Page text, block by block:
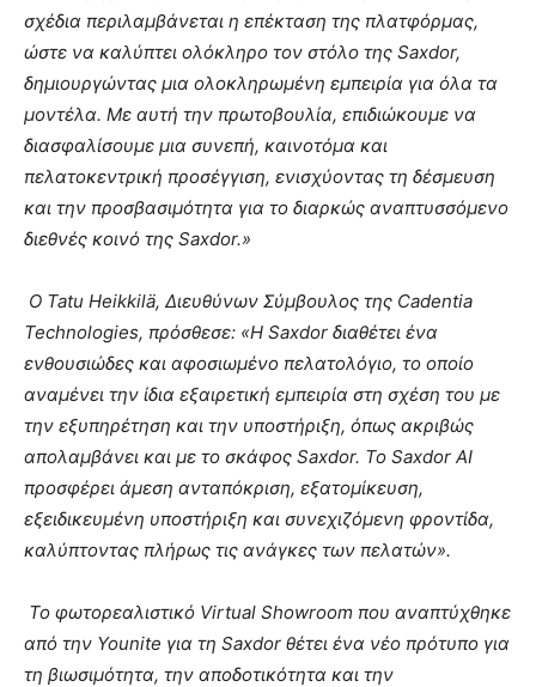
σχέδια περιλαμβάνεται η επέκταση της πλατφόρμας,
ώστε να καλύπτει ολόκληρο τον στόλο της Saxdor,
δημιουργώντας μια ολοκληρωμένη εμπειρία για όλα τα
μοντέλα. Με αυτή την πρωτοβουλία, επιδιώκουμε να
διασφαλίσουμε μια συνεπή, καινοτόμα και
πελατοκεντρική προσέγγιση, ενισχύοντας τη δέσμευση
και την προσβασιμότητα για το διαρκώς αναπτυσσόμενο
διεθνές κοινό της Saxdor.»
Ο Tatu Heikkilä, Διευθύνων Σύμβουλος της Cadentia
Technologies, πρόσθεσε: «Η Saxdor διαθέτει ένα
ενθουσιώδες και αφοσιωμένο πελατολόγιο, το οποίο
αναμένει την ίδια εξαιρετική εμπειρία στη σχέση του με
την εξυπηρέτηση και την υποστήριξη, όπως ακριβώς
απολαμβάνει και με το σκάφος Saxdor. Το Saxdor AI
προσφέρει άμεση ανταπόκριση, εξατομίκευση,
εξειδικευμένη υποστήριξη και συνεχιζόμενη φροντίδα,
καλύπτοντας πλήρως τις ανάγκες των πελατών».
Το φωτορεαλιστικό Virtual Showroom που αναπτύχθηκε
από την Younite για τη Saxdor θέτει ένα νέο πρότυπο για
τη βιωσιμότητα, την αποδοτικότητα και την